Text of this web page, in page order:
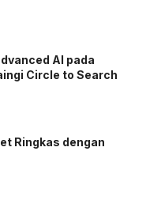
AI pada
Circle to Search
Ringkas dengan